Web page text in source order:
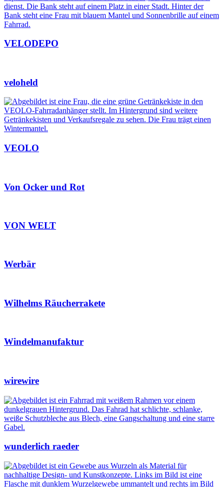
VELODEPO
veloheld
VEOLO
Von Ocker und Rot
VON WELT
Werbär
Wilhelms Räucherrakete
Windelmanufaktur
wirewire
wunderlich raeder